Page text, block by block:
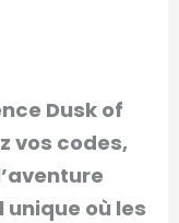
Dusk of
vos codes,
où les